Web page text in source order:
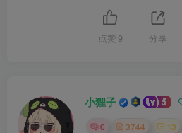
点赞 9 分享
小狸子
0 3744 13